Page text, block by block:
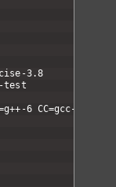
3.8
test
6 CC=gcc-6